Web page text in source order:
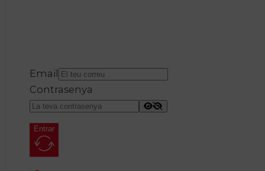
Email
Contrasenya
Entrar